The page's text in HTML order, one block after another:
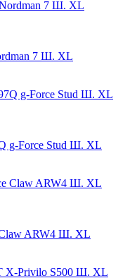
7 Ш. XL
g-Force Stud Ш. XL
ARW4 Ш. XL